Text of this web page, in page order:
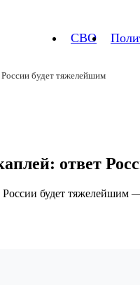
СВО
России будет тяжелейшим
ответ